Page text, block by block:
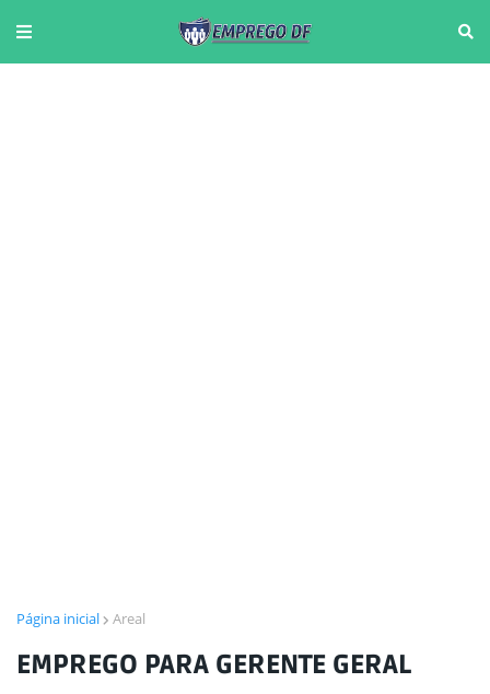
Página inicial Areal
EMPREGO PARA GERENTE GERAL